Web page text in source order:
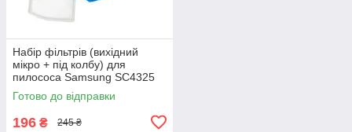
Набір фільтрів (вихідний
мікро + під колбу) для
пилососа Samsung SC4325
Готово до відправки
196 ₴ 245 ₴